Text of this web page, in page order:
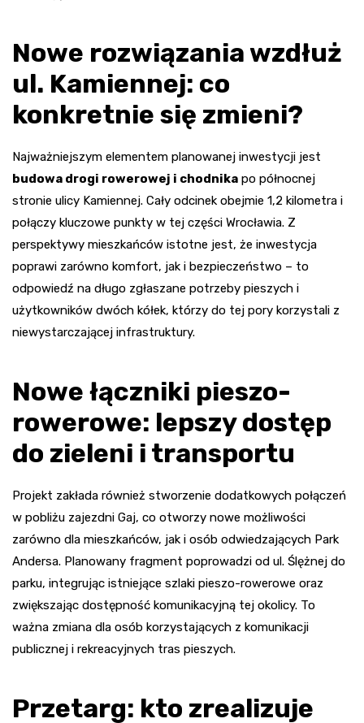
Nowe rozwiązania wzdłuż
ul. Kamiennej: co
konkretnie się zmieni?
Najważniejszym elementem planowanej inwestycji jest
budowa drogi rowerowej i chodnika po północnej
stronie ulicy Kamiennej. Cały odcinek obejmie 1,2 kilometra i
połączy kluczowe punkty w tej części Wrocławia. Z
perspektywy mieszkańców istotne jest, że inwestycja
poprawi zarówno komfort, jak i bezpieczeństwo – to
odpowiedź na długo zgłaszane potrzeby pieszych i
użytkowników dwóch kółek, którzy do tej pory korzystali z
niewystarczającej infrastruktury.
Nowe łączniki pieszo-
rowerowe: lepszy dostęp
do zieleni i transportu
Projekt zakłada również stworzenie dodatkowych połączeń
w pobliżu zajezdni Gaj, co otworzy nowe możliwości
zarówno dla mieszkańców, jak i osób odwiedzających Park
Andersa. Planowany fragment poprowadzi od ul. Ślężnej do
parku, integrując istniejące szlaki pieszo-rowerowe oraz
zwiększając dostępność komunikacyjną tej okolicy. To
ważna zmiana dla osób korzystających z komunikacji
publicznej i rekreacyjnych tras pieszych.
Przetarg: kto zrealizuje